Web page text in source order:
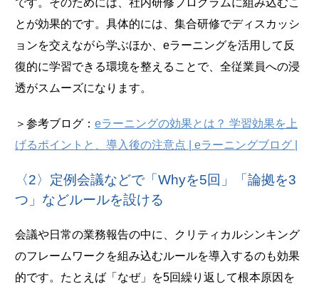
とが効果的です。具体的には、集合研修でディスカッシ
ョンを交えながら学ぶほか、eラーニングを活用して反
復的に学習できる環境を整えることで、全従業員への浸
透がスムーズになります。
＞参考ブログ： eラーニングの効果とは？ 学習効果を上
げるポイントと、導入後の注意点 | eラーニングブログ |
〈2〉定例会議などで「Whyを5回」「論拠を3
つ」などルールを設ける
会議や日常の業務報告の中に、クリティカルシンキング
のフレームワークを組み込むルールを導入するのも効果
的です。たとえば「なぜ」を5回繰り返して根本原因を